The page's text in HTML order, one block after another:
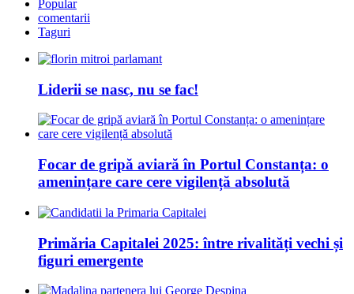
Popular
comentarii
Taguri
Liderii se nasc, nu se fac!
Focar de gripă aviară în Portul Constanța: o
amenințare care cere vigilență absolută
Primăria Capitalei 2025: între rivalități vechi și
figuri emergente